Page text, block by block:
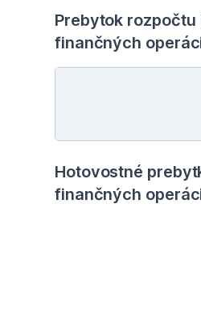
Prebytok rozpočtu
finančných
Hotovostné
finančných